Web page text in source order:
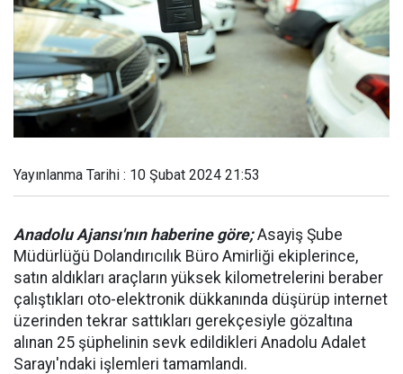
Yayınlanma Tarihi : 10 Şubat 2024 21:53
Anadolu Ajansı'nın haberine göre;Asayiş Şube
Müdürlüğü Dolandırıcılık Büro Amirliği ekiplerince,
satın aldıkları araçların yüksek kilometrelerini beraber
çalıştıkları oto-elektronik dükkanında düşürüp internet
üzerinden tekrar sattıkları gerekçesiyle gözaltına
alınan 25 şüphelinin sevk edildikleri Anadolu Adalet
Sarayı'ndaki işlemleri tamamlandı.